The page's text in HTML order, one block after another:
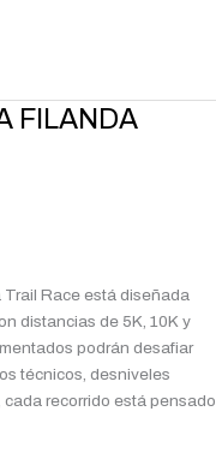
FILANDA
Race está diseñada
distancias de 5K, 10K y
podrán desafiar
técnicos, desniveles
recorrido está pensado